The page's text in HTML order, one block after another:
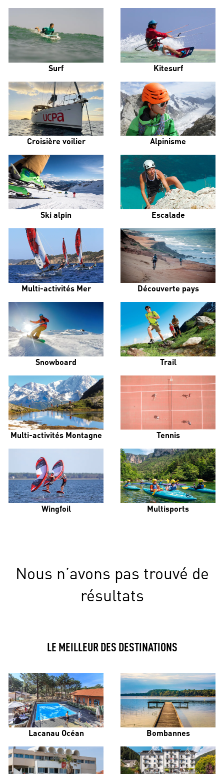
Surf Kitesurf
Croisière voilier Alpinisme
Ski alpin Escalade
Multi-activités Mer Découverte pays
Snowboard Trail
Multi-activités Montagne Tennis
Wingfoil Multisports
Nous n’avons pas trouvé de
résultats
LE MEILLEUR DES DESTINATIONS
Lacanau Océan Bombannes